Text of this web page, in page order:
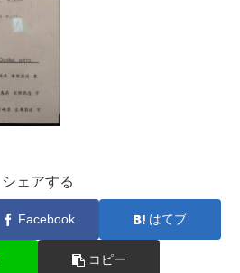
シェアする
Facebook はてブ
コピー